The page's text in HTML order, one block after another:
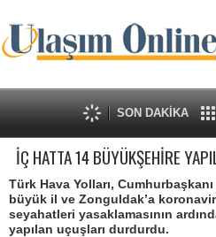
SON DAKİKA
İÇ HATTA 14 BÜYÜKŞEHİRE
Türk Hava Yolları,
büyük il ve Zonguldak’a
seyahatleri yasaklamasının
yapılan uçuşları durdurdu.